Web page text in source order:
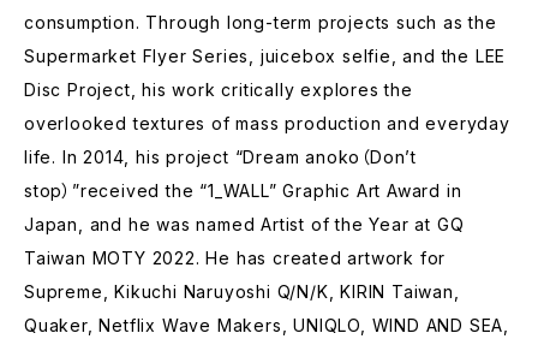
consumption. Through long-term projects such as the
Supermarket Flyer Series, juicebox selfie, and the LEE
Disc Project, his work critically explores the
overlooked textures of mass production and everyday
life. In 2014, his project “Dream anoko（Don’t
stop）”received the “1_WALL” Graphic Art Award in
Japan, and he was named Artist of the Year at GQ
Taiwan MOTY 2022. He has created artwork for
Supreme, Kikuchi Naruyoshi Q/N/K, KIRIN Taiwan,
Quaker, Netflix Wave Makers, UNIQLO, WIND AND SEA,